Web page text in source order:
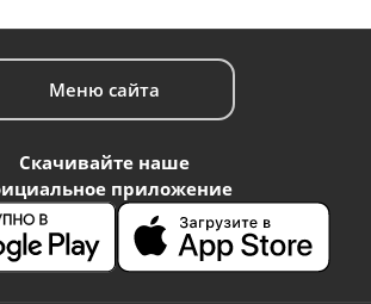
Меню сайта
Скачивайте наше
приложение